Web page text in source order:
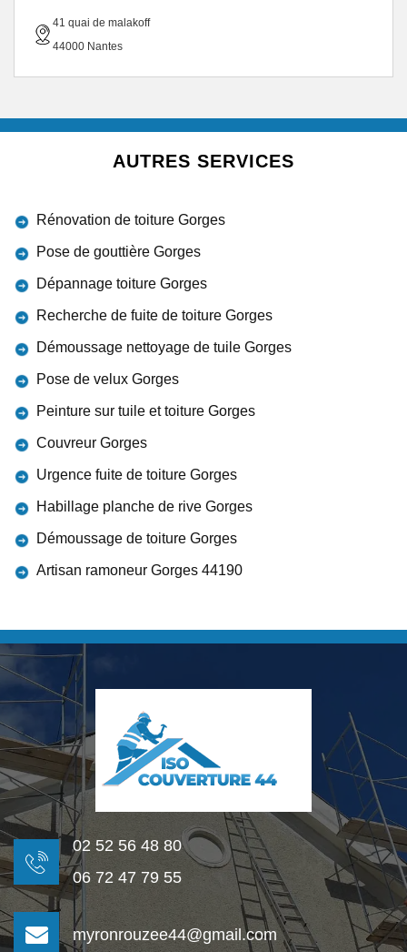
41 quai de malakoff
44000 Nantes
AUTRES SERVICES
Rénovation de toiture Gorges
Pose de gouttière Gorges
Dépannage toiture Gorges
Recherche de fuite de toiture Gorges
Démoussage nettoyage de tuile Gorges
Pose de velux Gorges
Peinture sur tuile et toiture Gorges
Couvreur Gorges
Urgence fuite de toiture Gorges
Habillage planche de rive Gorges
Démoussage de toiture Gorges
Artisan ramoneur Gorges 44190
02 52 56 48 80
06 72 47 79 55
myronrouzee44@gmail.com